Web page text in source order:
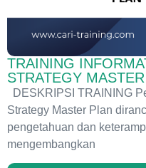
TRAINING
STRATEGY
DESKRIPSI TRAINING
Strategy Master Plan
pengetahuan dan
mengembangkan